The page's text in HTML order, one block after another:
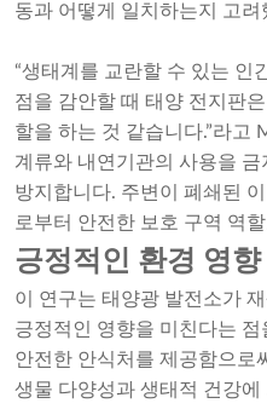
동과 어떻게 일치하는지 고려
“생태계를 교란할 수 있는 인
점을 감안할 때 태양 전지판
할을 하는 것 같습니다.”라고
계류와 내연기관의 사용을
방지합니다. 주변이 폐쇄된
로부터 안전한 보호 구역 역할
긍정적인 환경 영향
이 연구는 태양광 발전소가
긍정적인 영향을 미친다는 점
안전한 안식처를 제공함으로
생물 다양성과 생태적 건강